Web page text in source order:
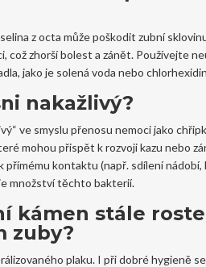
z octa může poškodit zubní
což zhorší bolest a zánět. Používejte
jako je solená voda nebo
nakažlivý?
ve smyslu přenosu nemoci jako
mohou přispět k rozvoji kazu nebo
přímému kontaktu (např. sdílení nádobí,
množství těchto bakterií.
kámen stále
zuby?
plaku. I při dobré hygieně